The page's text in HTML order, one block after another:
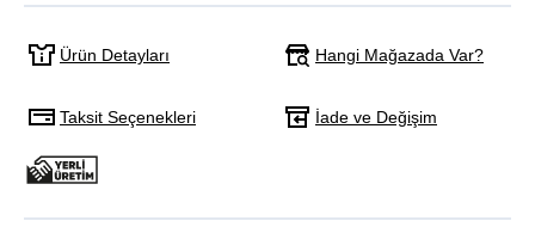
Ürün Detayları Hangi Mağazada Var?
Taksit Seçenekleri İade ve Değişim